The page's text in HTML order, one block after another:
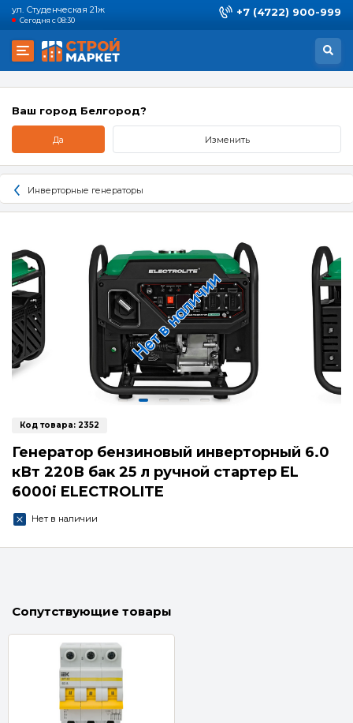
ул. Студенческая 21ж
Сегодня с 08:30
+7 (4722) 900-999
Ваш город Белгород?
Да Изменить
Инверторные генераторы
Код товара: 2352
Генератор бензиновый инверторный 6.0
кВт 220В бак 25 л ручной стартер EL
6000i ELECTROLITE
Нет в наличии
Сопутствующие товары